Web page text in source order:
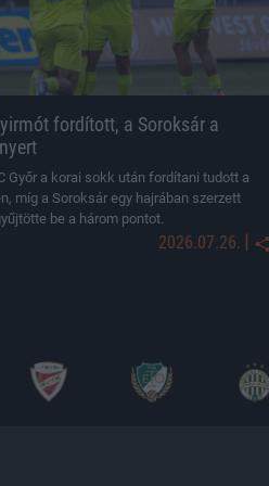
fordított, a Soroksár a
Győr a korai sokk után fordítani tudott a
míg a Soroksár egy hajrában szerzett
be a három pontot.
2026.07.26. |